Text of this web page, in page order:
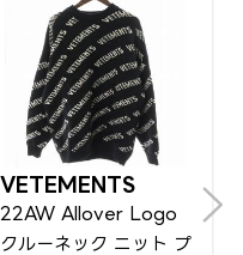
VETEMENTS
22AW Allover Logo
クルーネック ニット プ